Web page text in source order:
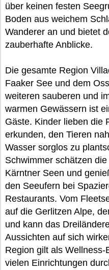
über keinen festen
Boden aus weichem
Wanderer an und bietet
zauberhafte Anblicke.
Die gesamte Region
Faaker See und dem
weiteren sauberen und
warmen Gewässern ist
Gäste. Kinder lieben die
erkunden, den Tieren
Wasser sorglos zu
Schwimmer schätzen
Kärntner Seen und
den Seeufern bei
Restaurants. Vom
auf die Gerlitzen Alpe,
und kann das
Aussichten auf sich
Region gilt als
vielen Einrichtungen